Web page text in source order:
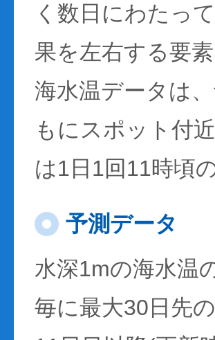
く数日にわたっ
果を左右する要
海水温データは
もにスポット付
は1日1回11時頃
予測データ
水深1mの海水温
毎に最大30日先